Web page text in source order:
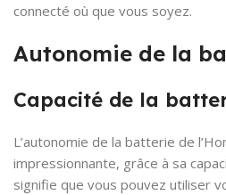
connecté où que vous soyez.
Autonomie de la
Capacité de la
L’autonomie de la batterie de
impressionnante, grâce à sa
signifie que vous pouvez utiliser